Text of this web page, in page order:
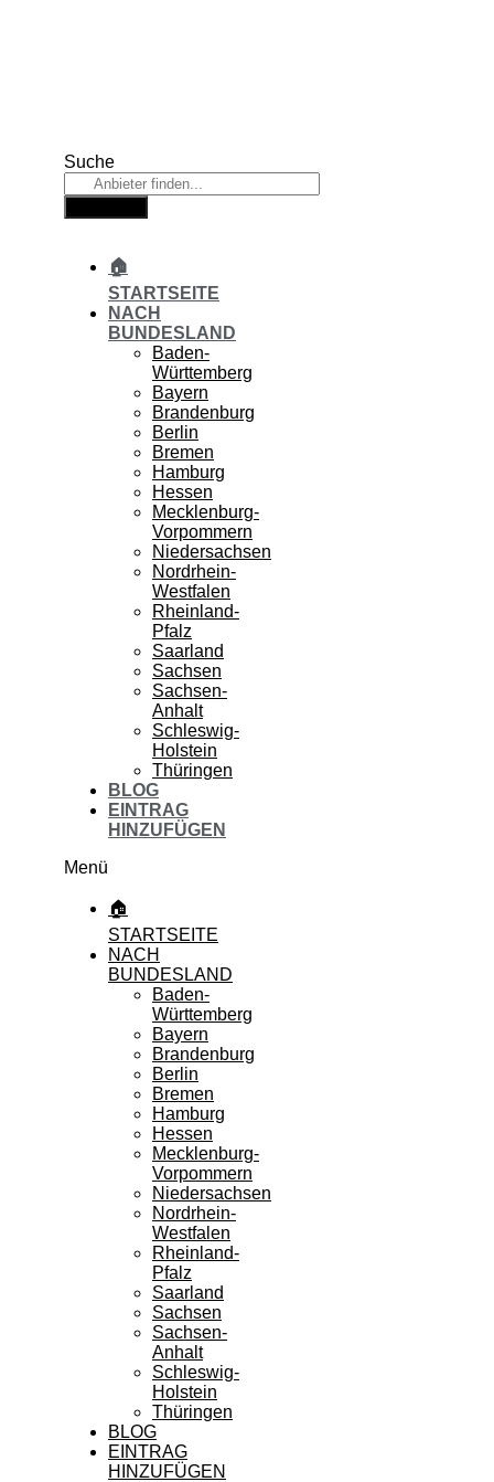
Suche
🏠
STARTSEITE
NACH
BUNDESLAND
Baden-
Württemberg
Bayern
Brandenburg
Berlin
Bremen
Hamburg
Hessen
Mecklenburg-
Vorpommern
Niedersachsen
Nordrhein-
Westfalen
Rheinland-
Pfalz
Saarland
Sachsen
Sachsen-
Anhalt
Schleswig-
Holstein
Thüringen
BLOG
EINTRAG
HINZUFÜGEN
Menü
🏠
STARTSEITE
NACH
BUNDESLAND
Baden-
Württemberg
Bayern
Brandenburg
Berlin
Bremen
Hamburg
Hessen
Mecklenburg-
Vorpommern
Niedersachsen
Nordrhein-
Westfalen
Rheinland-
Pfalz
Saarland
Sachsen
Sachsen-
Anhalt
Schleswig-
Holstein
Thüringen
BLOG
EINTRAG
HINZUFÜGEN